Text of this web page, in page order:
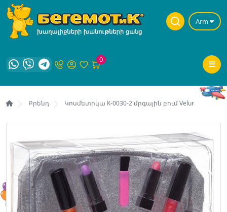
Arm
0
Բրենդ Կոսմետիկա K-0030-2 մրգային բում Velur